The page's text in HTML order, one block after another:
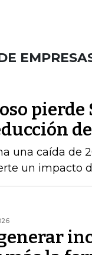
una caída de
un impacto